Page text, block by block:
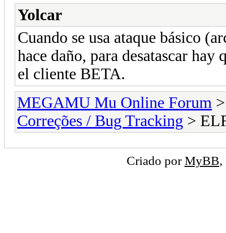
Yolcar
Cuando se usa ataque básico
hace daño, para desatascar hay
el cliente BETA.
MEGAMU Mu Online Forum
Correções / Bug Tracking >
Criado porMyBB,